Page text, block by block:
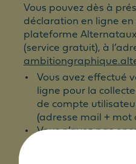
Vous pouvez dès à
déclaration en ligne en
plateforme
(service gratuit), à
Vous avez effectué
ligne pour la
de compte
(adresse mail + mot
Vous n’avez pas
compte avec les